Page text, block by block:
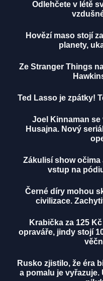
Odlehčete v létě
Hovězí maso stojí
planety,
Ze Stranger Things
Ted Lasso je zpátky!
Joel Kinnaman se
Husajna. Nový
Zákulisí show
vstup na
Černé díry mohou
civilizace.
Krabička za 125
opraváře, jindy stojí
Rusko zjistilo, že éra
a pomalu je